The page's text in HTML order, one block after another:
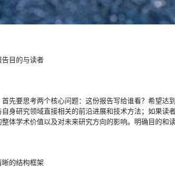
告目的与读者
首先要思考两个核心问题：这份报告写给谁看？希望达
自身研究领域直接相关的前沿进展和技术方法；如果读
整体学术价值以及对未来研究方向的影响。明确目的和
晰的结构框架